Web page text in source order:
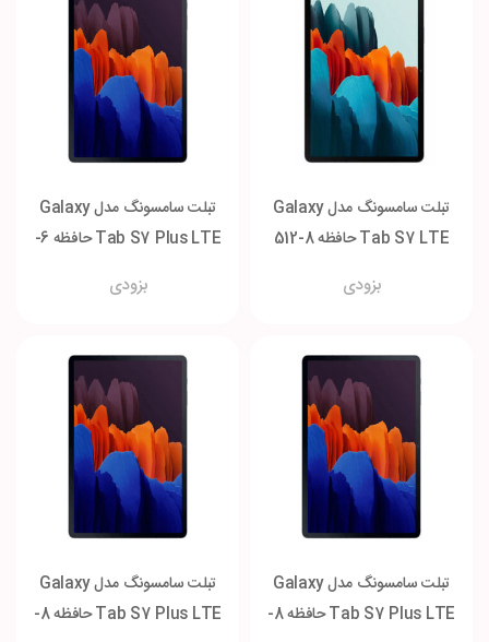
تبلت سامسونگ مدل Galaxy
Tab S7 LTE حافظه 8-512
بزودی
تبلت سامسونگ مدل Galaxy
Tab S7 Plus LTE حافظه 6-
بزودی
تبلت سامسونگ مدل Galaxy
Tab S7 Plus LTE حافظه 8-
تبلت سامسونگ مدل Galaxy
Tab S7 Plus LTE حافظه 8-